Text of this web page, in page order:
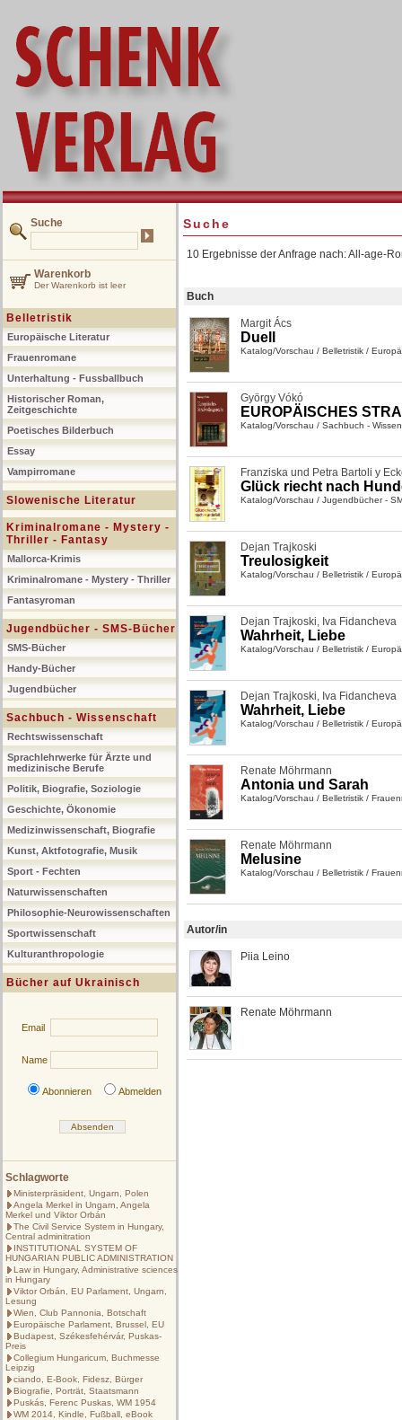
Suche
Warenkorb
Der Warenkorb ist leer
Belletristik
Europäische Literatur
Frauenromane
Unterhaltung - Fussballbuch
Historischer Roman,
Zeitgeschichte
Poetisches Bilderbuch
Essay
Vampirromane
Slowenische Literatur
Kriminalromane - Mystery -
Thriller - Fantasy
Mallorca-Krimis
Kriminalromane - Mystery - Thriller
Fantasyroman
Jugendbücher - SMS-Bücher
SMS-Bücher
Handy-Bücher
Jugendbücher
Sachbuch - Wissenschaft
Rechtswissenschaft
Sprachlehrwerke für Ärzte und
medizinische Berufe
Politik, Biografie, Soziologie
Geschichte, Ökonomie
Medizinwissenschaft, Biografie
Kunst, Aktfotografie, Musik
Sport - Fechten
Naturwissenschaften
Philosophie-Neurowissenschaften
Sportwissenschaft
Kulturanthropologie
Bücher auf Ukrainisch
Email
Name
Abonnieren Abmelden
Schlagworte
Ministerpräsident, Ungarn, Polen
Angela Merkel in Ungarn, Angela
Merkel und Viktor Orbán
The Civil Service System in Hungary,
Central adminitration
INSTITUTIONAL SYSTEM OF
HUNGARIAN PUBLIC ADMINISTRATION
Law in Hungary, Administrative sciences
in Hungary
Viktor Orbán, EU Parlament, Ungarn,
Lesung
Wien, Club Pannonia, Botschaft
Europäische Parlament, Brussel, EU
Budapest, Székesfehérvár, Puskas-
Preis
Collegium Hungaricum, Buchmesse
Leipzig
ciando, E-Book, Fidesz, Bürger
Biografie, Porträt, Staatsmann
Puskás, Ferenc Puskas, WM 1954
WM 2014, Kindle, Fußball, eBook
Suche
10 Ergebnisse der Anfrage nach: All-age-
Buch
Margit Ács
Duell
Katalog/Vorschau / Belletristik /
György Vókó
EUROPÄISCHES
Katalog/Vorschau / Sachbuch -
Franziska und Petra Bartoli y
Glück riecht nach
Katalog/Vorschau / Jugendbücher -
Dejan Trajkoski
Treulosigkeit
Katalog/Vorschau / Belletristik /
Dejan Trajkoski, Iva Fidancheva
Wahrheit, Liebe
Katalog/Vorschau / Belletristik /
Dejan Trajkoski, Iva Fidancheva
Wahrheit, Liebe
Katalog/Vorschau / Belletristik /
Renate Möhrmann
Antonia und Sarah
Katalog/Vorschau / Belletristik /
Renate Möhrmann
Melusine
Katalog/Vorschau / Belletristik /
Autor/in
Piia Leino
Renate Möhrmann